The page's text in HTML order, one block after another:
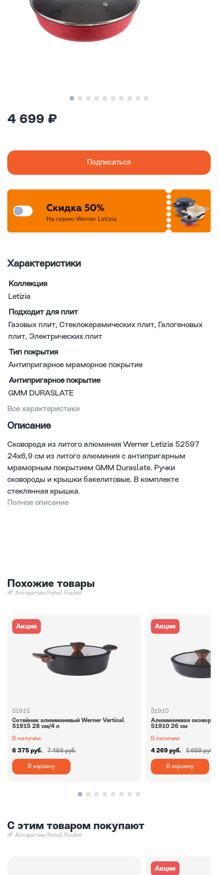
4 699 ₽
Подписаться
Характеристики
Коллекция
Letizia
Подходит для плит
Газовых плит, Стеклокерамических плит, Галогеновых
плит, Электрических плит
Тип покрытия
Антипригарное мраморное покрытие
Антипригарное покрытие
GMM DURASLATE
Все характеристики
Описание
Сковорода из литого алюминия Werner Letizia 52597
24х6,9 см из литого алюминия с антипригарным
мраморным покрытием GMM Duraslate. Ручки
сковороды и крышки бакелитовые. В комплекте
стеклянная крышка.
Полное описание
Похожие товары
Алгоритмы Retail Rocket
Акция
51915
Сотейник алюминиевый Werner Vertiсal
51915 28 см/4 л
В наличии
6 375 руб. 7 499 руб.
В корзину
Акция
51910
Алюминиевая
51910 26 см
В наличии
4 269 руб. 5 699 руб.
В корзину
С этим товаром покупают
Алгоритмы Retail Rocket
Акция